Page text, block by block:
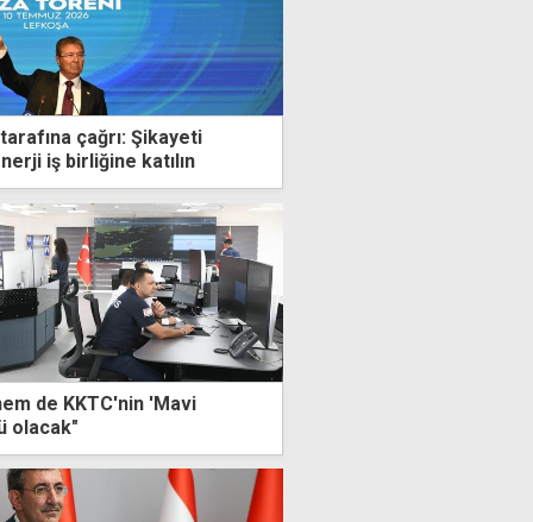
çağrı: Şikayeti
iş birliğine katılın
de KKTC'nin 'Mavi
olacak"